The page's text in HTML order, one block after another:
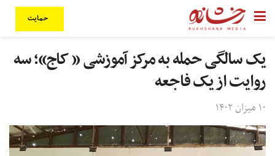
حمایت
یک سالگی حمله به مرکز آموزشی « کاج»؛ سه
روایت از یک فاجعه
۱۰ میزان ۱۴۰۲